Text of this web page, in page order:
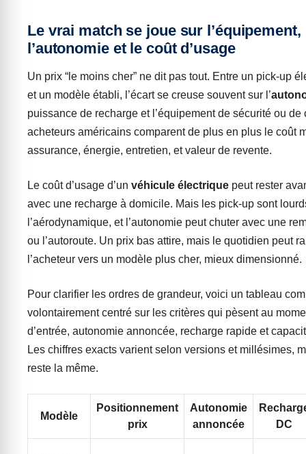
Le vrai match se joue sur l’équipement,
l’autonomie et le coût d’usage
Un prix “le moins cher” ne dit pas tout. Entre un pick-up
et un modèle établi, l’écart se creuse souvent sur l’
puissance de recharge et l’équipement de sécurité ou de
acheteurs américains comparent de plus en plus le coût
assurance, énergie, entretien, et valeur de revente.
Le coût d’usage d’un véhicule électrique peut rester
avec une recharge à domicile. Mais les pick-up sont
l’aérodynamique, et l’autonomie peut chuter avec une
ou l’autoroute. Un prix bas attire, mais le quotidien peut
l’acheteur vers un modèle plus cher, mieux dimensionné.
Pour clarifier les ordres de grandeur, voici un tableau
volontairement centré sur les critères qui pèsent au
d’entrée, autonomie annoncée, recharge rapide et
Les chiffres exacts varient selon versions et millésimes,
reste la même.
Modèle
Positionnement
prix
Autonomie
annoncée
DC